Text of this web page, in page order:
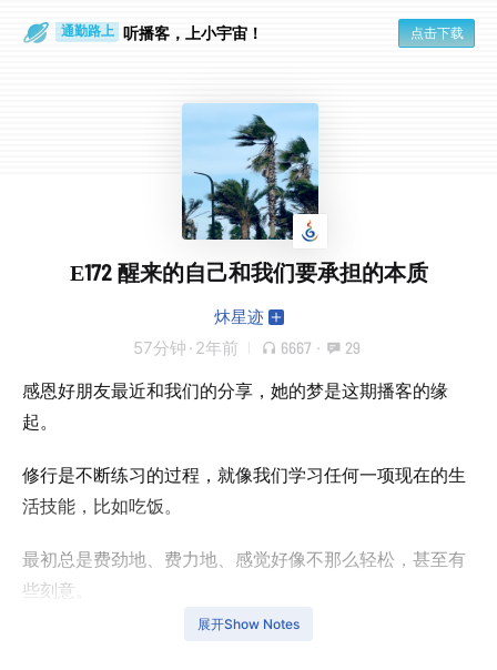
通勤路上 听播客，上小宇宙！ 点击下载
E172 醒来的自己和我们要承担的本质
炑星迹
57分钟 · 2年前 6667 · 29
感恩好朋友最近和我们的分享，她的梦是这期播客的缘
起。
修行是不断练习的过程，就像我们学习任何一项现在的生
活技能，比如吃饭。
最初总是费劲地、费力地、感觉好像不那么轻松，甚至有
些刻意。
展开Show Notes